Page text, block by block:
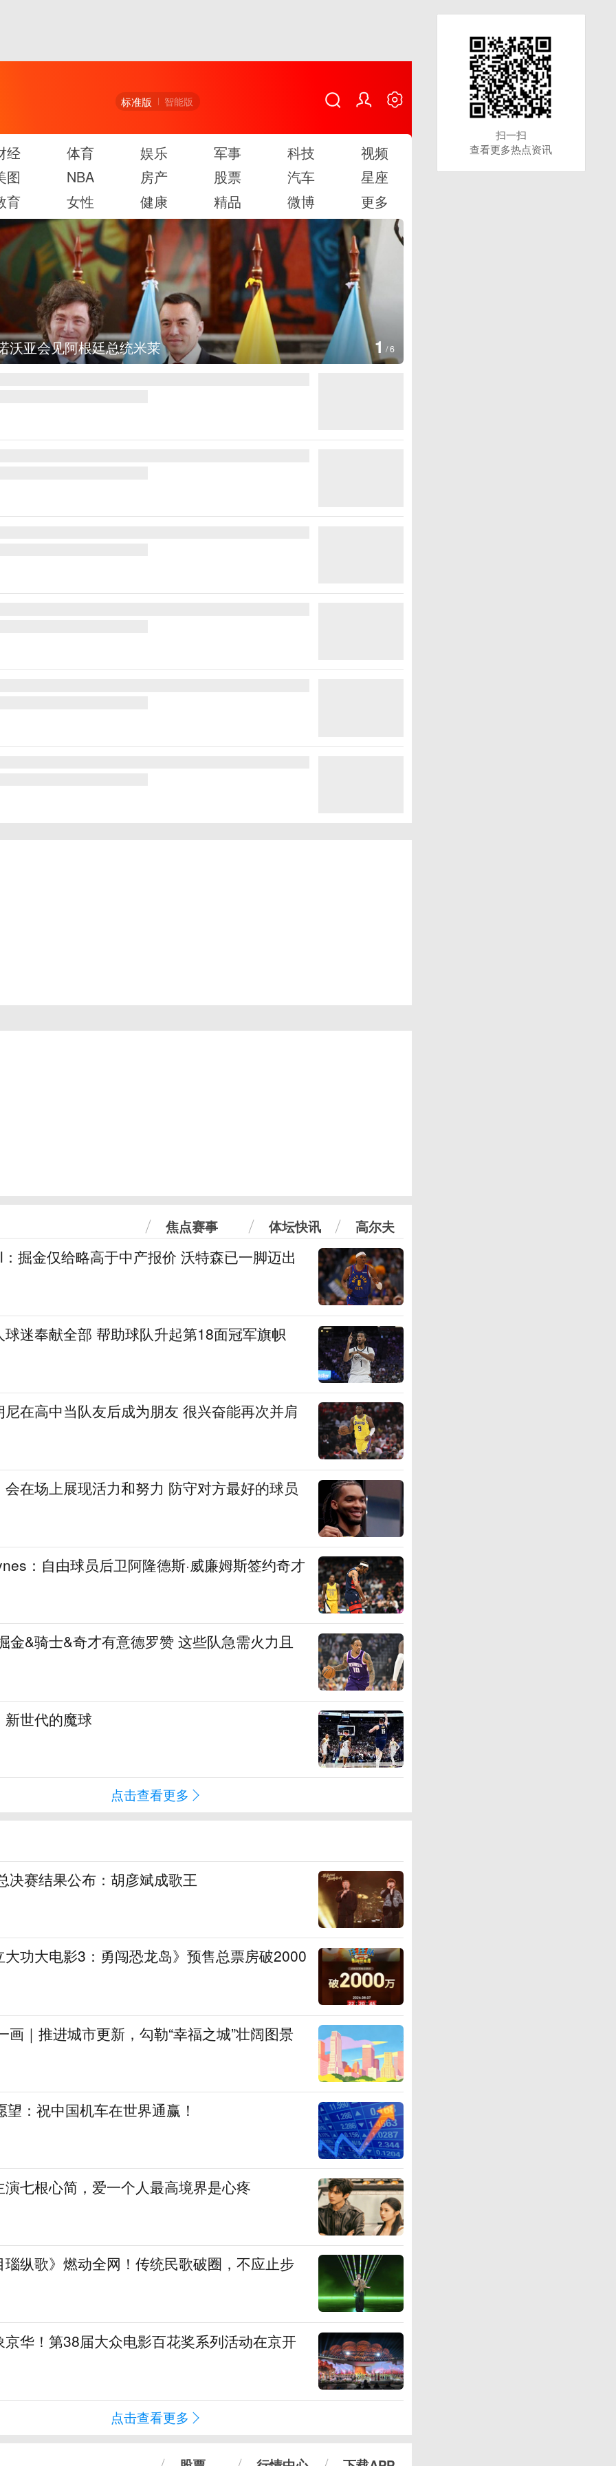
标准版 智能版
经 体育 娱乐 军事 科技
视频
图
NBA 房产 股票 汽车
星座
育
女性 健康 精品 微博 更多
火烧毁700多所房屋 2 /6
焦点赛事 体坛快讯 高尔夫
掘金仅给略高于中产报价 沃特森已一脚迈出
迷奉献全部 帮助球队升起第18面冠军旗帜
在高中当队友后成为朋友 很兴奋能再次并肩
在场上展现活力和努力 防守对方最好的球员
：自由球员后卫阿隆德斯·威廉姆斯签约奇才
金&骑士&奇才有意德罗赞 这些队急需火力且
世代的魔球
点击查看更多
决赛结果公布：胡彦斌成歌王
功大电影3：勇闯恐龙岛》预售总票房破2000
画｜推进城市更新，勾勒“幸福之城”壮阔图景
：祝中国机车在世界通赢！
七根心简，爱一个人最高境界是心疼
纵歌》燃动全网！传统民歌破圈，不应止步
华！第38届大众电影百花奖系列活动在京开
点击查看更多
扫一扫
查看更多热点资讯
扫一扫
查看更多热点资讯